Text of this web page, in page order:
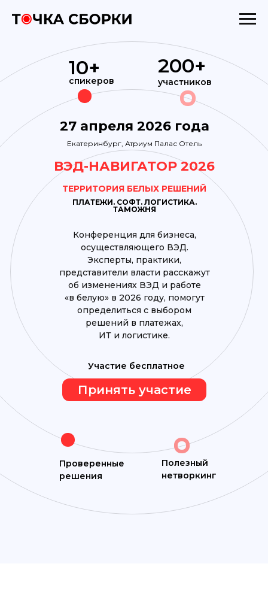
200+
участников
Полезный
нетворкинг
10+
спикеров
Проверенные
решения
27 апреля 2026 года
Принять участие
Конференция для бизнеса,
осуществляющего ВЭД.
Эксперты, практики,
представители власти расскажут
об изменениях ВЭД и работе
«в белую» в 2026 году, помогут
определиться с выбором
решений в платежах,
ИТ и логистике.
ПЛАТЕЖИ. СОФТ. ЛОГИСТИКА.
ТАМОЖНЯ
ТЕРРИТОРИЯ БЕЛЫХ РЕШЕНИЙ
ВЭД-НАВИГАТОР 2026
Екатеринбург, Атриум Палас Отель
Участие бесплатное